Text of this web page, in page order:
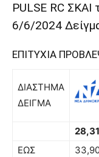
PULSE RC
6/6/2024
ΕΠΙΤΥΧΙΑ
ΔΙΑΣΤΗΜΑ
ΔΕΙΓΜΑ
ΕΩΣ